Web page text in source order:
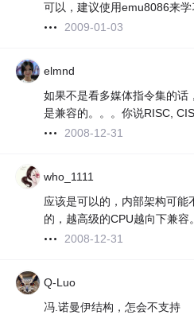
可以，建议使用emu8086来学
2009-01-03
elmnd
如果不是看多媒体指令集的话
是兼容的。。。你说RISC,
2008-12-31
who_1111
应该是可以的，内部架构可能
的，越高级的CPU越向下兼容。
2008-12-31
Q-Luo
冯.诺曼伊结构，怎会不支持